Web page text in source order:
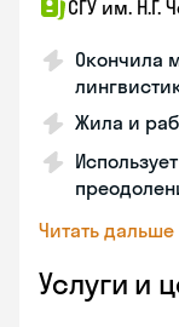
СГУ им. Н.Г.
Окончила
Жила и
Читать дальше
Услуги и